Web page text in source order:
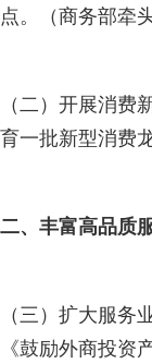
点。（商务部牵头
（二）开展消
育一批新型消费
二、丰富高品质
（三）扩大服
《鼓励外商投